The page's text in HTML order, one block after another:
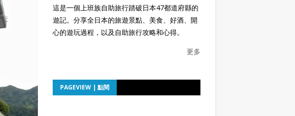
這是一個上班族自助旅行踏破日本47都道府縣的
遊記。分享全日本的旅遊景點、美食、好酒、開
心的遊玩過程，以及自助旅行攻略和心得。
更多
PAGEVIEW | 點閱